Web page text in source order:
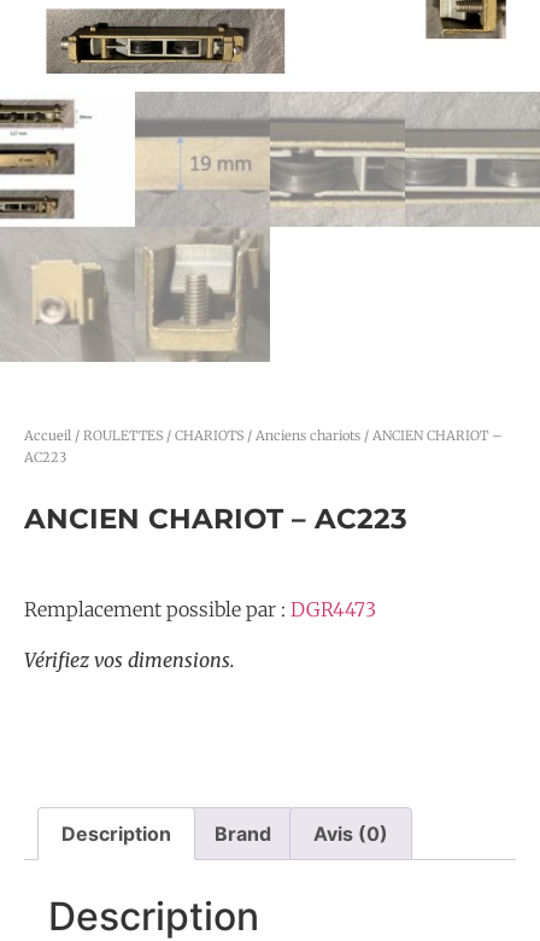
Accueil / ROULETTES / CHARIOTS / Anciens chariots / ANCIEN CHARIOT –
AC223
ANCIEN CHARIOT – AC223
Remplacement possible par : DGR4473
Vérifiez vos dimensions.
Description Brand Avis (0)
Description